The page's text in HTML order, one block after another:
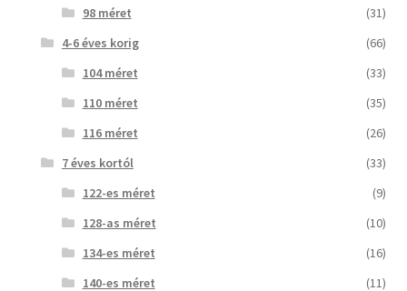
98 méret
(31)
4-6 éves korig
(66)
104 méret
(33)
110 méret
(35)
116 méret
(26)
7 éves kortól
(33)
122-es méret
(9)
128-as méret
(10)
134-es méret
(16)
140-es méret
(11)